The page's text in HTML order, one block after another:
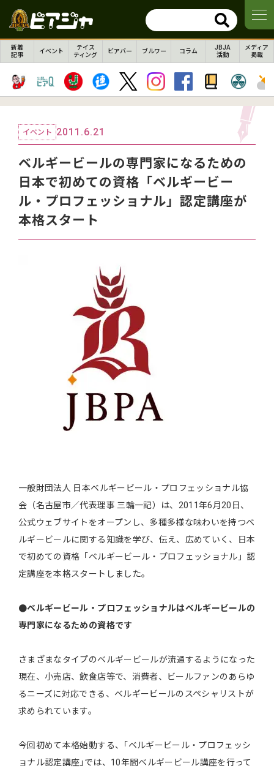
新着
記事
イベント
テイス
ティング
ビアバー ブルワー コラム
JBJA
活動
メディア
掲載
イベント 2011.6.21
ベルギービールの専門家になるための
日本で初めての資格「ベルギービー
ル・プロフェッショナル」認定講座が
本格スタート
一般財団法人 日本ベルギービール・プロフェッショナル協
会（名古屋市／代表理事 三輪一記）は、2011年6月20日、
公式ウェブサイトをオープンし、多種多様な味わいを持つベ
ルギービールに関する知識を学び、伝え、広めていく、日本
で初めての資格「ベルギービール・プロフェッショナル」認
定講座を本格スタートしました。
●ベルギービール・プロフェッショナルはベルギービールの
専門家になるための資格です
さまざまなタイプのベルギービールが流通するようになった
現在、小売店、飲食店等で、消費者、ビールファンのあらゆ
るニーズに対応できる、ベルギービールのスペシャリストが
求められています。
今回初めて本格始動する、｢ベルギービール・プロフェッシ
ョナル認定講座｣では、10年間ベルギービール講座を行って